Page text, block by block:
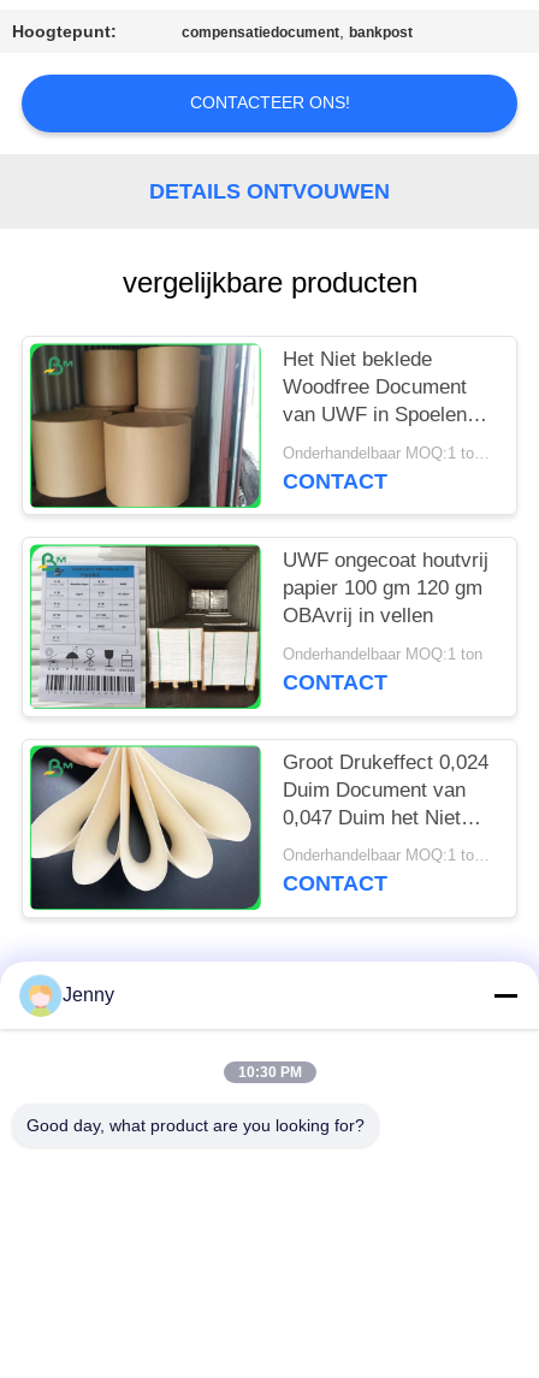
SITEMAP
PRIVACY
POLICY
Hoogtepunt: compensatiedocument,bankpost
CONTACTEER ONS!
DETAILS ONTVOUWEN
vergelijkbare producten
Het Niet beklede
Woodfree Document
van UWF in Spoelen
OBA Vrije 80gsm
100gsm 120gsm
Onderhandelbaar MOQ:1 ton voor gemeenschappelijke grootte & 10 ton voor speciale grootte
CONTACT
UWF ongecoat houtvrij
papier 100 gm 120 gm
OBAvrij in vellen
Onderhandelbaar MOQ:1 ton
CONTACT
Groot Drukeffect 0,024
Duim Document van
0,047 Duim het Niet
beklede Woodfree voor
Affiche en Markeringen
Onderhandelbaar MOQ:1 ton voor standaardgrootte & 5 ton voor speciale grootte
CONTACT
populaire categorieën
bruin kraftpapier-
Jenny
10:30 PM
Good day, what product are you looking for?